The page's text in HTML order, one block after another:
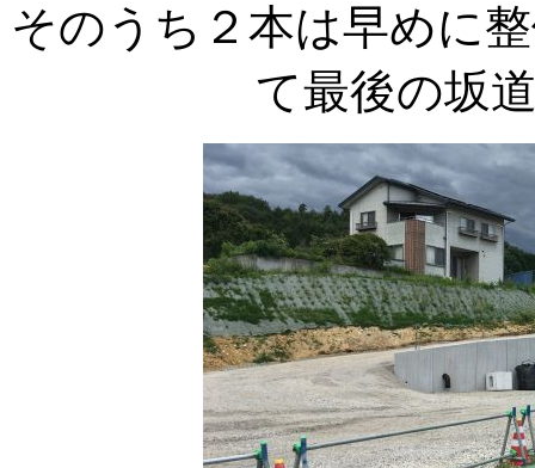
そのうち２本は早めに
て最後の坂